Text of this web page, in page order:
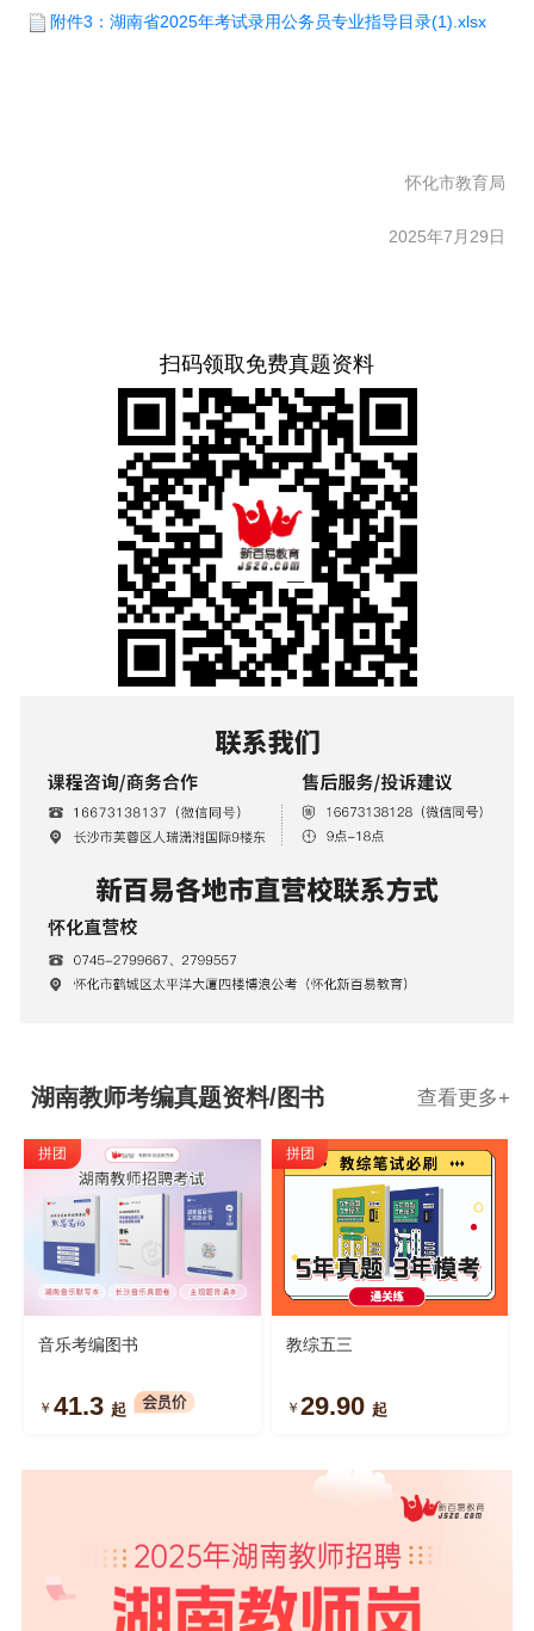
附件3：湖南省2025年考试录用公务员专业指导目录(1).xlsx
怀化市教育局
2025年7月29日
扫码领取免费真题资料
湖南教师考编真题资料/图书 查看更多+
拼团
音乐考编图书
￥ 41.3 起
拼团
教综五三
￥ 29.90 起